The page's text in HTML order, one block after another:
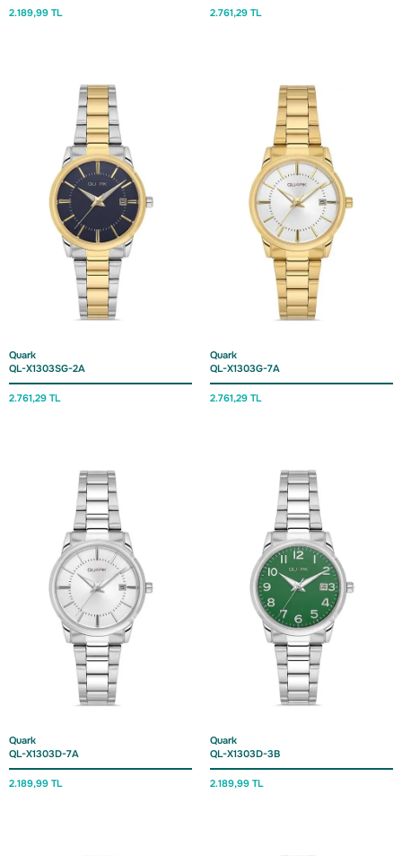
2.189,99 TL 2.761,29 TL
Quark
QL-X1303SG-2A
2.761,29 TL
Quark
QL-X1303G-7A
2.761,29 TL
Quark
QL-X1303D-7A
2.189,99 TL
Quark
QL-X1303D-3B
2.189,99 TL